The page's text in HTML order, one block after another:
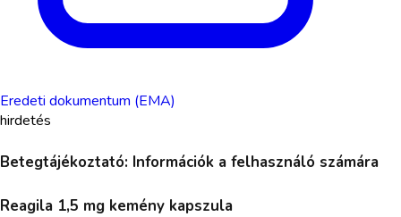
Eredeti dokumentum (EMA)
hirdetés
Betegtájékoztató: Információk a felhasználó számára
Reagila 1,5 mg kemény kapszula